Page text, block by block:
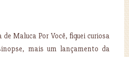
Maluca Por Você, fiquei curiosa
mais um lançamento da